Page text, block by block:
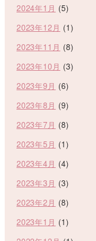
2024年1月 (5)
2023年12月 (1)
2023年11月 (8)
2023年10月 (3)
2023年9月 (6)
2023年8月 (9)
2023年7月 (8)
2023年5月 (1)
2023年4月 (4)
2023年3月 (3)
2023年2月 (8)
2023年1月 (1)